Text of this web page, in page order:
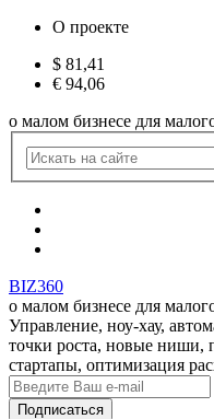
О проекте
$ 81,41
€ 94,06
о малом бизнесе для
BIZ360
о малом бизнесе для
Управление, ноу-хау,
точки роста, новые ниши,
стартапы, оптимизация